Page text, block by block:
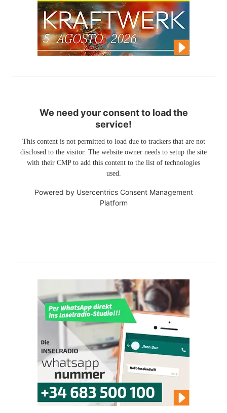
We need your consent to load the
service!
This content is not permitted to load due to trackers that are not
disclosed to the visitor. The website owner needs to setup the site
with their CMP to add this content to the list of technologies
used.
Powered by Usercentrics Consent Management
Platform